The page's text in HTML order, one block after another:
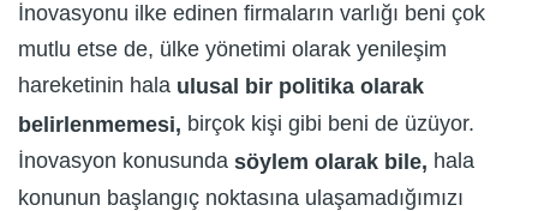
İnovasyonu ilke edinen firmaların varlığı beni çok
mutlu etse de, ülke yönetimi olarak yenileşim
hareketinin hala ulusal bir politika olarak
belirlenmemesi, birçok kişi gibi beni de üzüyor.
İnovasyon konusunda söylem olarak bile, hala
konunun başlangıç noktasına ulaşamadığımızı